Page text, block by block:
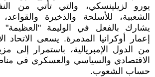
يورو لزيلينسكي، والتي تأتي من
الشعبية، للأسلحة والذخيرة
يشارك بالفعل في الوليمة "العظيمة"
إعمار أوكرانيا المدمرة. يسعى الاتحاد
من الدول الإمبريالية، باستمرار إلى
الاقتصادي والسياسي والعسكري في
حساب الشعوب.